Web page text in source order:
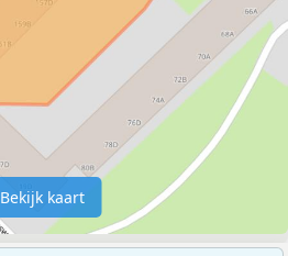
Bekijk kaart